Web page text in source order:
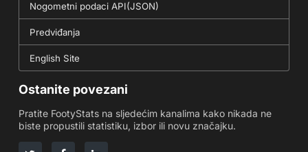
Nogometni podaci API(JSON)
Predviđanja
English Site
Ostanite povezani
Pratite FootyStats na sljedećim kanalima kako nikada ne
biste propustili statistiku, izbor ili novu značajku.